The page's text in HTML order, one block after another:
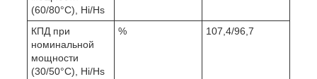
(60/80°С), Hi/Hs
КПД при
номинальной
мощности
(30/50°С), Hi/Hs
% 107,4/96,7